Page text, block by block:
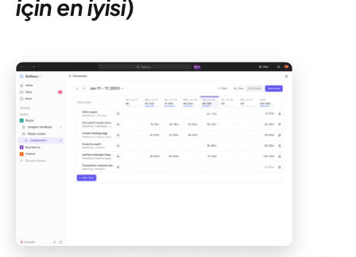
için en iyisi)